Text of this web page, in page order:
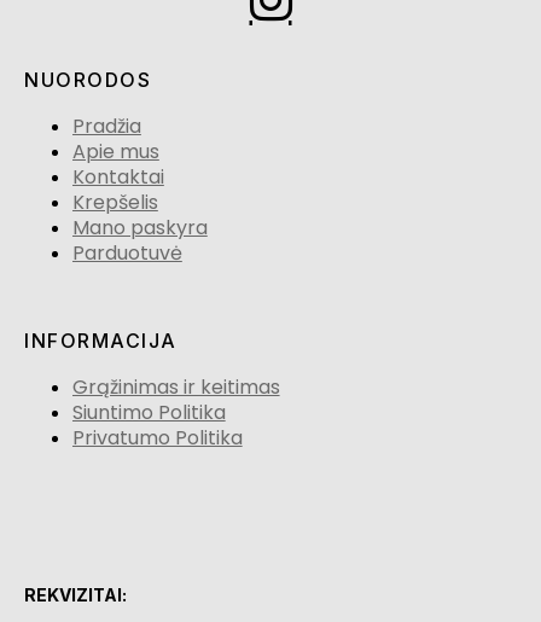
NUORODOS
Pradžia
Apie mus
Kontaktai
Krepšelis
Mano paskyra
Parduotuvė
INFORMACIJA
Grąžinimas ir keitimas
Siuntimo Politika
Privatumo Politika
REKVIZITAI: